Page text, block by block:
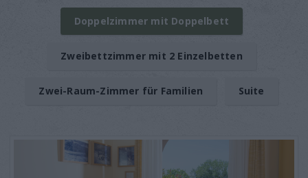
Doppelzimmer mit Doppelbett
Zweibettzimmer mit 2 Einzelbetten
Zwei-Raum-Zimmer für Familien Suite